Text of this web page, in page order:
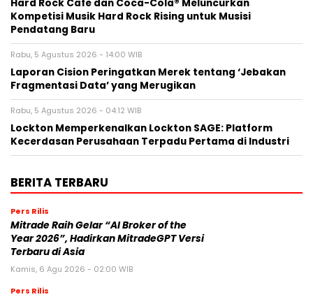
Hard Rock Cafe dan Coca-Cola® Meluncurkan
Kompetisi Musik Hard Rock Rising untuk Musisi
Pendatang Baru
Rabu, 5 Agustus 2026 - 14:00 WIB
Laporan Cision Peringatkan Merek tentang ‘Jebakan
Fragmentasi Data’ yang Merugikan
Rabu, 5 Agustus 2026 - 04:12 WIB
Lockton Memperkenalkan Lockton SAGE: Platform
Kecerdasan Perusahaan Terpadu Pertama di Industri
BERITA TERBARU
Pers Rilis
Mitrade Raih Gelar “AI Broker of the
Year 2026”, Hadirkan MitradeGPT Versi
Terbaru di Asia
Kamis, 6 Agu 2026 - 02:00 WIB
Pers Rilis